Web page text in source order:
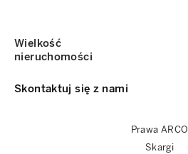
Skontaktuj się z nami
Wielkość
nieruchomości
Prawa ARCO
Skargi